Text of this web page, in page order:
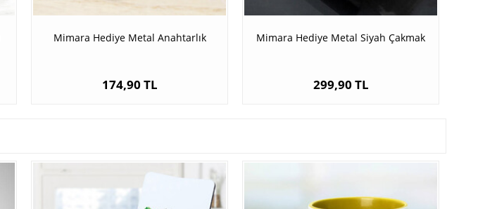
Mimara Hediye Metal Anahtarlık
174,90 TL
Mimara Hediye Metal Siyah Çakmak
299,90 TL